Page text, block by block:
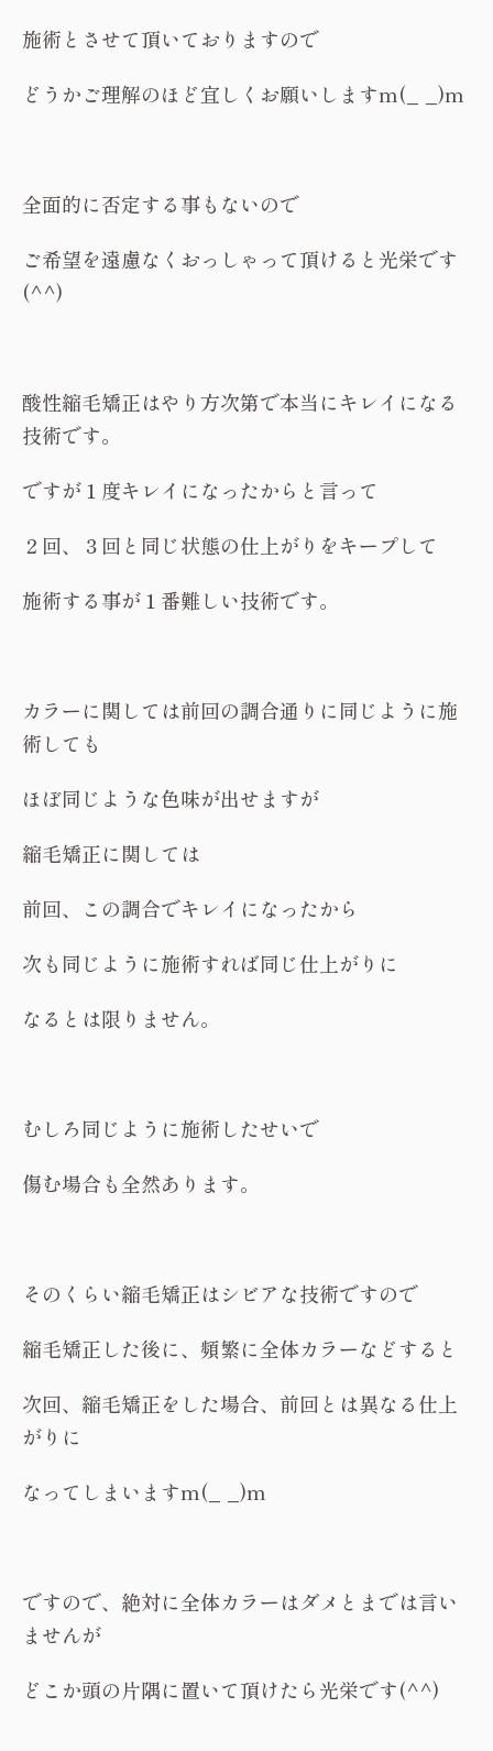
施術とさせて頂いておりますので
どうかご理解のほど宜しくお願いしますm(_ _)m
全面的に否定する事もないので
ご希望を遠慮なくおっしゃって頂けると光栄です
(^^)
酸性縮毛矯正はやり方次第で本当にキレイになる
技術です。
ですが１度キレイになったからと言って
２回、３回と同じ状態の仕上がりをキープして
施術する事が１番難しい技術です。
カラーに関しては前回の調合通りに同じように施
術しても
ほぼ同じような色味が出せますが
縮毛矯正に関しては
前回、この調合でキレイになったから
次も同じように施術すれば同じ仕上がりに
なるとは限りません。
むしろ同じように施術したせいで
傷む場合も全然あります。
そのくらい縮毛矯正はシビアな技術ですので
縮毛矯正した後に、頻繁に全体カラーなどすると
次回、縮毛矯正をした場合、前回とは異なる仕上
がりに
なってしまいますm(_ _)m
ですので、絶対に全体カラーはダメとまでは言い
ませんが
どこか頭の片隅に置いて頂けたら光栄です(^^)